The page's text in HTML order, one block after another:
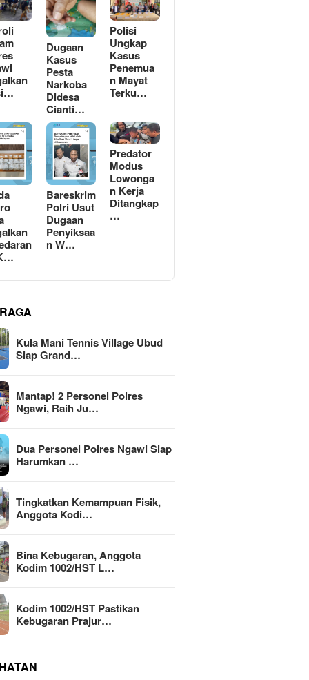
Dugaan
Kasus
Pesta
Narkoba
Didesa
Cianti…
Polisi
Ungkap
Kasus
Penemua
n Mayat
Terku…
Bareskrim
Polri Usut
Dugaan
Penyiksaa
n W…
Predator
Modus
Lowonga
n Kerja
Ditangkap
…
Kula Mani Tennis Village Ubud
Siap Grand…
Mantap! 2 Personel Polres
Ngawi, Raih Ju…
Dua Personel Polres Ngawi Siap
Harumkan …
Tingkatkan Kemampuan Fisik,
Anggota Kodi…
Bina Kebugaran, Anggota
Kodim 1002/HST L…
Kodim 1002/HST Pastikan
Kebugaran Prajur…